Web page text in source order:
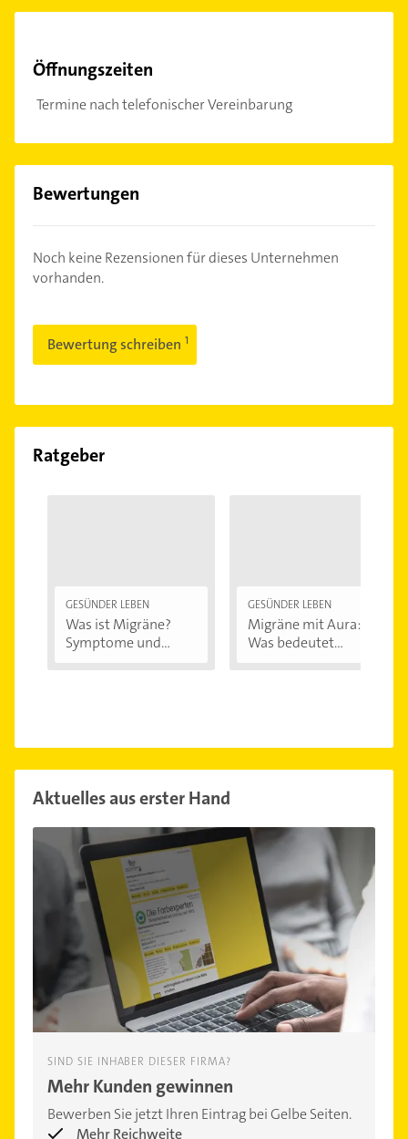
Öffnungszeiten
Termine nach telefonischer Vereinbarung
Bewertungen
Noch keine Rezensionen für dieses Unternehmen
vorhanden.
Bewertung schreiben
Ratgeber
GESÜNDER LEBEN
Was ist Migräne?
Symptome und...
GESÜNDER LEBEN
Migräne mit Aura:
Was bedeutet...
Aktuelles aus erster Hand
SIND SIE INHABER DIESER FIRMA?
Mehr Kunden gewinnen
Bewerben Sie jetzt Ihren Eintrag bei Gelbe Seiten.
Mehr Reichweite